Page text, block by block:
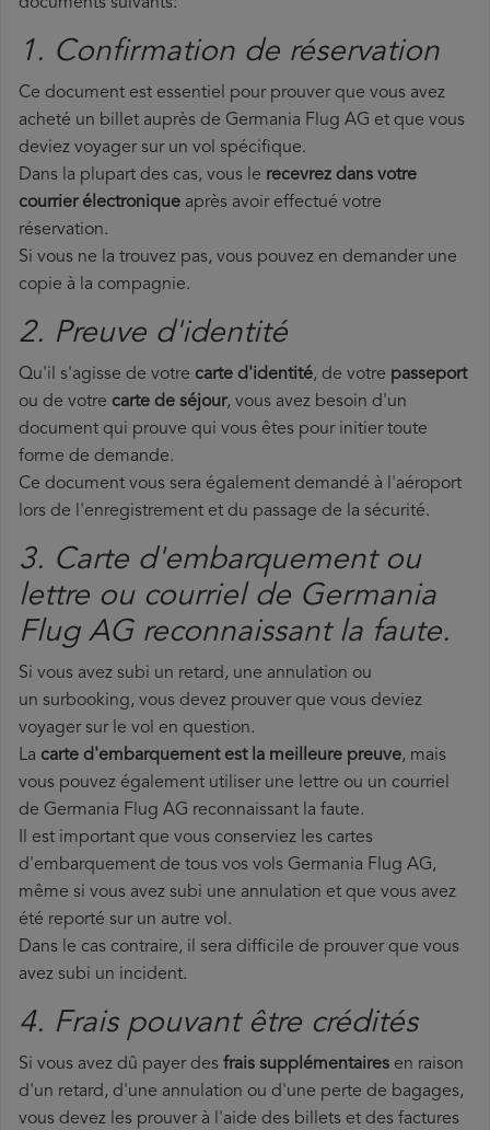
documents suivants:
1. Confirmation de réservation
Ce document est essentiel pour prouver que vous avez
acheté un billet auprès de Germania Flug AG et que vous
deviez voyager sur un vol spécifique.
Dans la plupart des cas, vous le recevrez dans votre
courrier électronique après avoir effectué votre
réservation.
Si vous ne la trouvez pas, vous pouvez en demander une
copie à la compagnie.
2. Preuve d'identité
Qu'il s'agisse de votre carte d'identité, de votre passeport
ou de votre carte de séjour, vous avez besoin d'un
document qui prouve qui vous êtes pour initier toute
forme de demande.
Ce document vous sera également demandé à l'aéroport
lors de l'enregistrement et du passage de la sécurité.
3. Carte d'embarquement ou
lettre ou courriel de Germania
Flug AG reconnaissant la faute.
Si vous avez subi un retard, une annulation ou
un surbooking, vous devez prouver que vous deviez
voyager sur le vol en question.
La carte d'embarquement est la meilleure preuve, mais
vous pouvez également utiliser une lettre ou un courriel
de Germania Flug AG reconnaissant la faute.
Il est important que vous conserviez les cartes
d'embarquement de tous vos vols Germania Flug AG,
même si vous avez subi une annulation et que vous avez
été reporté sur un autre vol.
Dans le cas contraire, il sera difficile de prouver que vous
avez subi un incident.
4. Frais pouvant être crédités
Si vous avez dû payer des frais supplémentaires en raison
d'un retard, d'une annulation ou d'une perte de bagages,
vous devez les prouver à l'aide des billets et des factures